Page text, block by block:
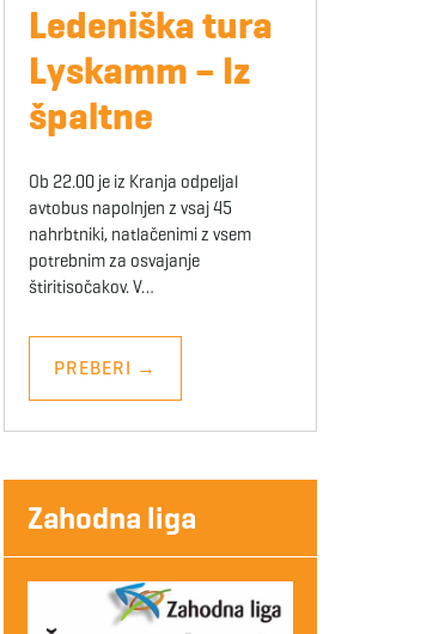
Ledeniška tura
Lyskamm – Iz
špaltne
Ob 22.00 je iz Kranja odpeljal
avtobus napolnjen z vsaj 45
nahrbtniki, natlačenimi z vsem
potrebnim za osvajanje
štiritisočakov. V…
PREBERI →
Zahodna liga